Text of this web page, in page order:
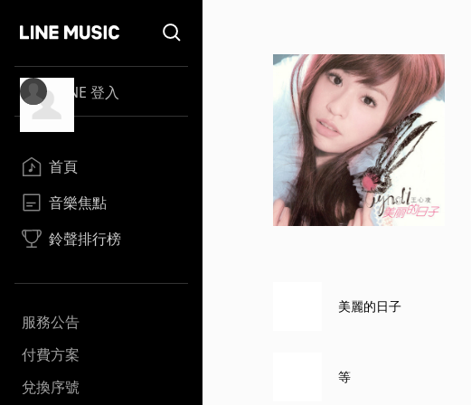
LINE 登入
首頁
音樂焦點
鈴聲排行榜
服務公告
付費方案
兌換序號
美麗的日子
等